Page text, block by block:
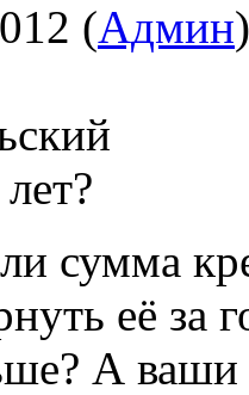
(Админ)
сумма
её за
А ваши